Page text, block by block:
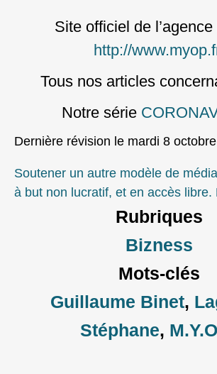
Site officiel de
http://
Tous nos articles
Notre série
Dernière révision le mardi 8
Soutener un autre modèle de
à but non lucratif, et en accès libre.
Rubriques
Bizness
Mots-clés
Guillaume Binet,
Stéphane,